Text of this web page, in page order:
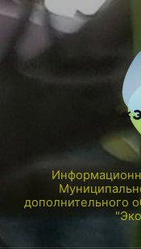
дополнительного